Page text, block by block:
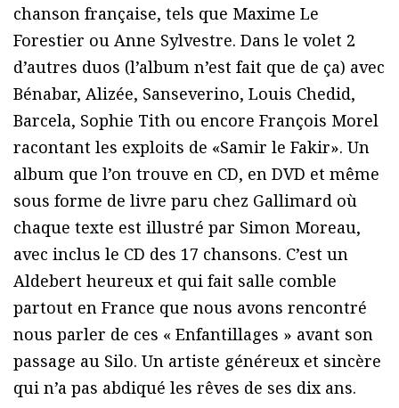
chanson française, tels que Maxime Le
Forestier ou Anne Sylvestre. Dans le volet 2
d’autres duos (l’album n’est fait que de ça) avec
Bénabar, Alizée, Sanseverino, Louis Chedid,
Barcela, Sophie Tith ou encore François Morel
racontant les exploits de «Samir le Fakir». Un
album que l’on trouve en CD, en DVD et même
sous forme de livre paru chez Gallimard où
chaque texte est illustré par Simon Moreau,
avec inclus le CD des 17 chansons. C’est un
Aldebert heureux et qui fait salle comble
partout en France que nous avons rencontré
nous parler de ces « Enfantillages » avant son
passage au Silo. Un artiste généreux et sincère
qui n’a pas abdiqué les rêves de ses dix ans.